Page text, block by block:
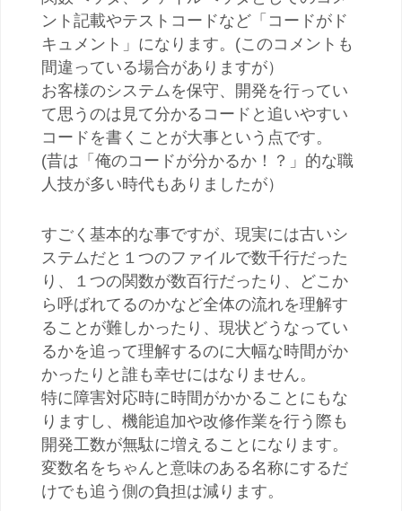
ント記載やテストコードなど「コードがド
キュメント」になります。(このコメントも
間違っている場合がありますが）
お客様のシステムを保守、開発を行ってい
て思うのは見て分かるコードと追いやすい
コードを書くことが大事という点です。
(昔は「俺のコードが分かるか！？」的な職
人技が多い時代もありましたが）
すごく基本的な事ですが、現実には古いシ
ステムだと１つのファイルで数千行だった
り、１つの関数が数百行だったり、どこか
ら呼ばれてるのかなど全体の流れを理解す
ることが難しかったり、現状どうなってい
るかを追って理解するのに大幅な時間がか
かったりと誰も幸せにはなりません。
特に障害対応時に時間がかかることにもな
りますし、機能追加や改修作業を行う際も
開発工数が無駄に増えることになります。
変数名をちゃんと意味のある名称にするだ
けでも追う側の負担は減ります。